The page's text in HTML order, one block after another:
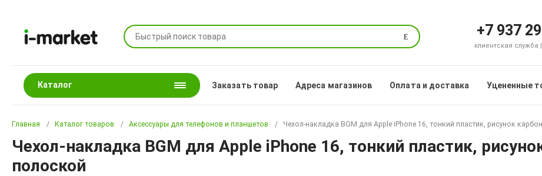
Поиск +7 937
клиентская служба
Каталог Заказать товар Адреса магазинов Оплата и доставка Уцененные
Главная Каталог товаров Аксессуары для телефонов и планшетов Чехол-накладка BGM для Apple iPhone 16, тонкий пластик, рисунок
Чехол-накладка BGM для Apple iPhone 16, тонкий пластик,
полоской